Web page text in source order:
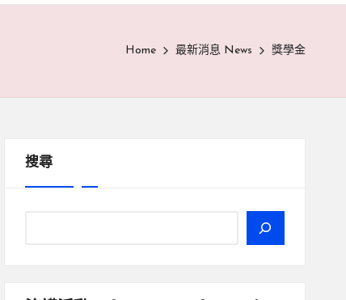
Home 最新消息 News 獎學金
搜尋